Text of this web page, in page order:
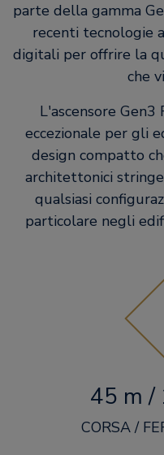
parte della gamma
recenti tecnologie
digitali per offrire la
che
L'ascensore
eccezionale per gli
design compatto
architettonici
qualsiasi
particolare negli
45 m /
CORSA /